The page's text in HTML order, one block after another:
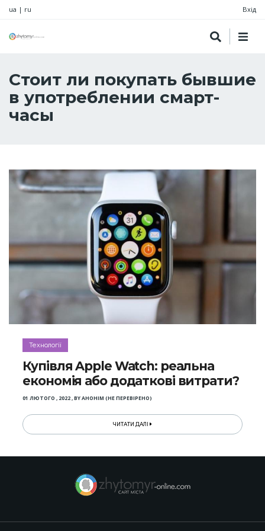
ua | ru Вхід
Стоит ли покупать бывшие
в употреблении смарт-
часы
Технології
Купівля Apple Watch: реальна
економія або додаткові витрати?
01 ЛЮТОГО , 2022,BYАНОНІМ (НЕ ПЕРЕВІРЕНО)
ЧИТАТИ ДАЛІ